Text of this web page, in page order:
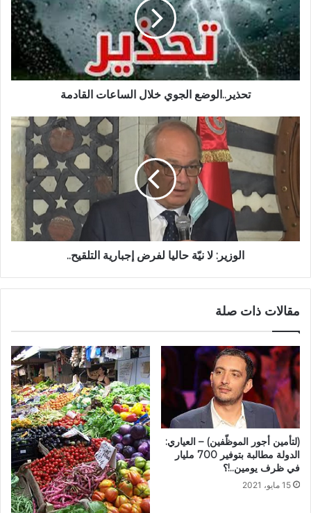
تحذير..الوضع الجوي خلال الساعات القادمة
الوزير: لا نيّة حاليا لفرض إجبارية التلقيح..
مقالات ذات صلة
(لتأمين أجور الموظّفين) – العياري:
الدولة مطالبة بتوفير 700 مليار
في ظرف يومين..!؟
15 مايو، 2021